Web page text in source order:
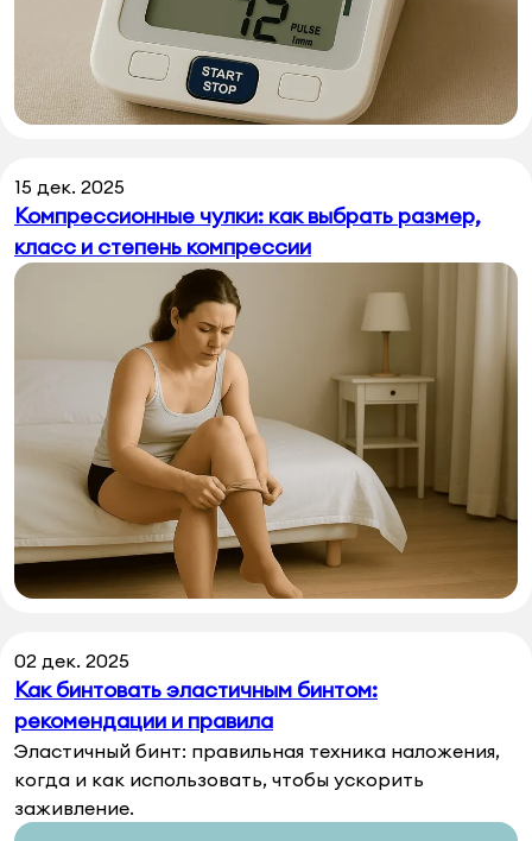
15 дек. 2025
Компрессионные чулки: как выбрать размер,
класс и степень компрессии
02 дек. 2025
Как бинтовать эластичным бинтом:
рекомендации и правила
Эластичный бинт: правильная техника наложения,
когда и как использовать, чтобы ускорить
заживление.